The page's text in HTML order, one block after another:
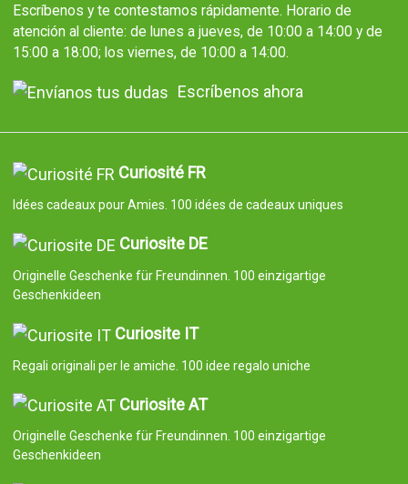
Escríbenos y te contestamos rápidamente. Horario de
atención al cliente: de lunes a jueves, de 10:00 a 14:00 y de
15:00 a 18:00; los viernes, de 10:00 a 14:00.
Escríbenos ahora
Curiosité FR
Idées cadeaux pour Amies. 100 idées de cadeaux uniques
Curiosite DE
Originelle Geschenke für Freundinnen. 100 einzigartige
Geschenkideen
Curiosite IT
Regali originali per le amiche. 100 idee regalo uniche
Curiosite AT
Originelle Geschenke für Freundinnen. 100 einzigartige
Geschenkideen